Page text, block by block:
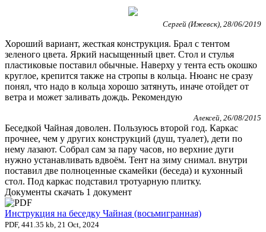
Сергей (Ижевск), 28/06/2019
Хороший вариант, жесткая конструкция. Брал с тентом
зеленого цвета. Яркий насыщенный цвет. Стол и стулья
пластиковые поставил обычные. Наверху у тента есть окошко
круглое, крепится также на стропы в кольца. Нюанс не сразу
понял, что надо в кольца хорошо затянуть, иначе отойдет от
ветра и может заливать дождь. Рекомендую
Алексей, 26/08/2015
Беседкой Чайная доволен. Пользуюсь второй год. Каркас
прочнее, чем у других конструкций (душ, туалет), дети по
нему лазают. Собрал сам за пару часов, но верхние дуги
нужно устанавливать вдвоём. Тент на зиму снимал. внутри
поставил две полноценные скамейки (беседа) и кухонный
стол. Под каркас подставил тротуарную плитку.
Документы скачать 1 документ
Инструкция на беседку Чайная (восьмигранная)
PDF, 441.35 kb, 21 Oct, 2024